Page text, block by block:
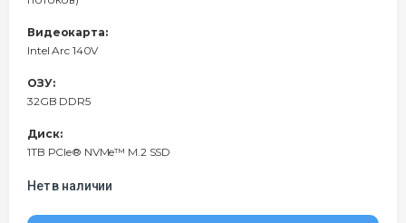
Видеокарта:
Intel Arc 140V
ОЗУ:
32GB DDR5
Диск:
1TB PCIe® NVMe™ M.2 SSD
Нет в наличии